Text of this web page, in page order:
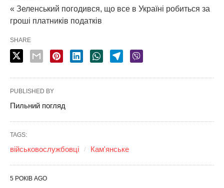
« Зеленський погодився, що все в Україні робиться за
гроші платників податків
SHARE
PUBLISHED BY
Пильний погляд
TAGS:
військовослужбовці Кам'янське
5 РОКІВ AGO